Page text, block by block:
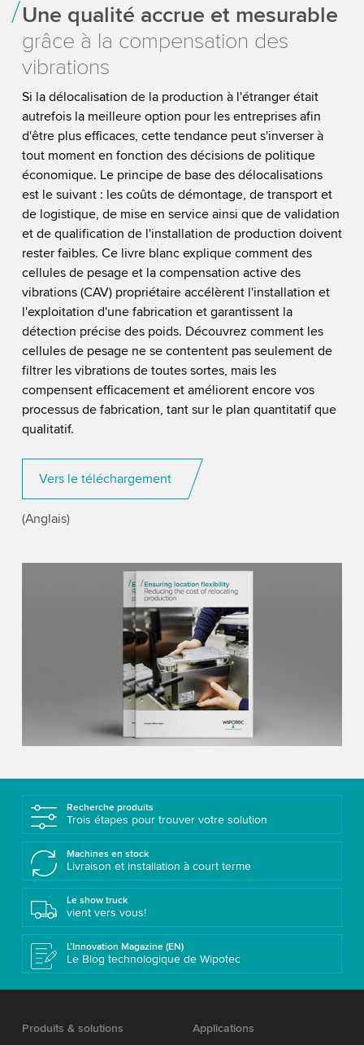
Une qualité accrue et mesurable
grâce à la compensation des
vibrations
Si la délocalisation de la production à l'étranger était
autrefois la meilleure option pour les entreprises afin
d'être plus efficaces, cette tendance peut s'inverser à
tout moment en fonction des décisions de politique
économique. Le principe de base des délocalisations
est le suivant : les coûts de démontage, de transport et
de logistique, de mise en service ainsi que de validation
et de qualification de l'installation de production doivent
rester faibles. Ce livre blanc explique comment des
cellules de pesage et la compensation active des
vibrations (CAV) propriétaire accélèrent l'installation et
l'exploitation d'une fabrication et garantissent la
détection précise des poids. Découvrez comment les
cellules de pesage ne se contentent pas seulement de
filtrer les vibrations de toutes sortes, mais les
compensent efficacement et améliorent encore vos
processus de fabrication, tant sur le plan quantitatif que
qualitatif.
Vers le téléchargement
(Anglais)
Recherche produits
Trois étapes pour trouver votre solution
Machines en stock
Livraison et installation à court terme
Le show truck
vient vers vous!
L’Innovation Magazine (EN)
Le Blog technologique de Wipotec
Produits & solutions
Applications